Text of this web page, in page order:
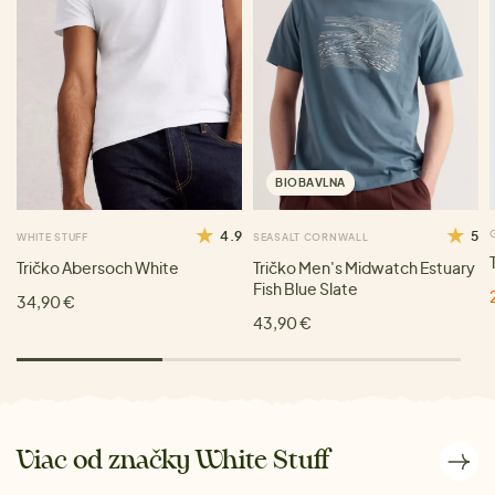
WHITE STUFF 4.9
Tričko Abersoch White
34,90 €
BIOBAVLNA
SEASALT CORNWALL 5
Tričko Men's Midwatch Estuary
Fish Blue Slate
43,90 €
Viac od značky White Stuff